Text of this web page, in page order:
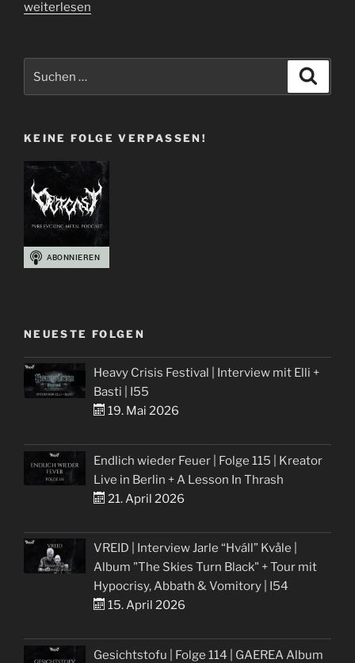
„Interview
Germany
Pauli“
weiterlesen
KEINE FOLGE VERPASSEN!
NEUESTE FOLGEN
Heavy Crisis Festival | Interview mit Elli +
Basti | I55
19. Mai 2026
Endlich wieder Feuer | Folge 115 | Kreator
Live in Berlin + A Lesson In Thrash
21. April 2026
VREID | Interview Jarle “Hváll” Kvåle |
Album "The Skies Turn Black" + Tour mit
Hypocrisy, Abbath & Vomitory | I54
15. April 2026
Gesichtstofu | Folge 114 | GAEREA Album